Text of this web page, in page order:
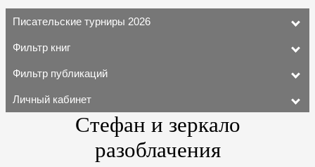
Писательские турниры 2026
Фильтр книг
Фильтр публикаций
Личный кабинет
Стефан и зеркало
разоблачения